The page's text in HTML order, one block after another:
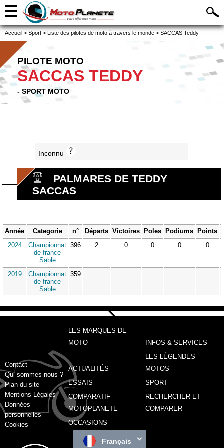
Accueil > Sport > Liste des pilotes de moto à travers le monde > SACCAS Teddy
PILOTE MOTO
SACCAS TEDDY
- SPORT MOTO
Inconnu
PALMARES DE TEDDY
SACCAS
Année Categorie n° Départs Victoires Poles Podiums Points
2024
Championnat
de france
Sable
396 2 0 0 0 0
2019
Championnat
de france
Sable
359
Contact
Qui sommes-nous ?
Plan du site
Mentions Légales
Données
personnelles
Cookies
LES MARQUES DE
MOTO
INFOS & SERVICES
ACTUALITÉS
LES LÉGENDES
MOTOS
ESSAIS
SPORT
COMPARATIF
MOTOPLANETE
RECHERCHER ET
COMPARER
OCCASIONS
Français